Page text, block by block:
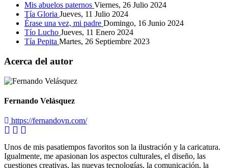
Mis abuelos paternos Viernes, 26 Julio 2024
Tía Gloria Jueves, 11 Julio 2024
Érase una vez, mi padre Domingo, 16 Junio 2024
Tío Lucho Jueves, 11 Enero 2024
Tía Pepita Martes, 26 Septiembre 2023
Acerca del autor
Fernando Velásquez
https://fernandovn.com/
Unos de mis pasatiempos favoritos son la ilustración y la caricatura.
Igualmente, me apasionan los aspectos culturales, el diseño, las
cuestiones creativas, las nuevas tecnologías, la comunicación, la